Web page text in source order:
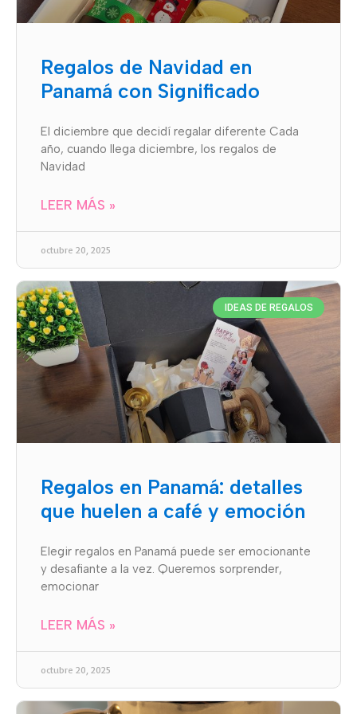
Regalos de Navidad en
Panamá con Significado
El diciembre que decidí regalar diferente Cada
año, cuando llega diciembre, los regalos de
Navidad
LEER MÁS »
octubre 20, 2025
IDEAS DE REGALOS
Regalos en Panamá: detalles
que huelen a café y emoción
Elegir regalos en Panamá puede ser emocionante
y desafiante a la vez. Queremos sorprender,
emocionar
LEER MÁS »
octubre 20, 2025